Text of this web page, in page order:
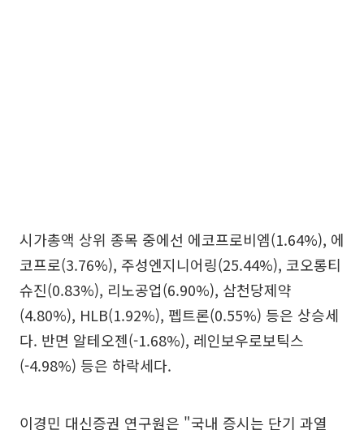
시가총액 상위 종목 중에선 에코프로비엠(1.64%), 에
코프로(3.76%), 주성엔지니어링(25.44%), 코오롱티
슈진(0.83%), 리노공업(6.90%), 삼천당제약
(4.80%), HLB(1.92%), 펩트론(0.55%) 등은 상승세
다. 반면 알테오젠(-1.68%), 레인보우로보틱스
(-4.98%) 등은 하락세다.
이경민 대신증권 연구원은 "국내 증시는 단기 과열